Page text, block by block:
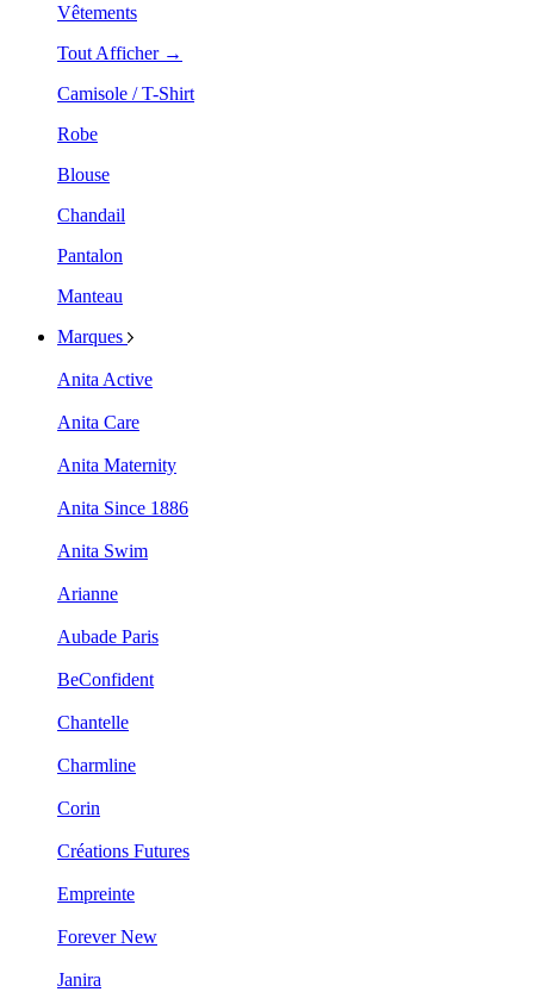
Vêtements
Tout Afficher →
Camisole / T-Shirt
Robe
Blouse
Chandail
Pantalon
Manteau
Marques
Anita Active
Anita Care
Anita Maternity
Anita Since 1886
Anita Swim
Arianne
Aubade Paris
BeConfident
Chantelle
Charmline
Corin
Créations Futures
Empreinte
Forever New
Janira